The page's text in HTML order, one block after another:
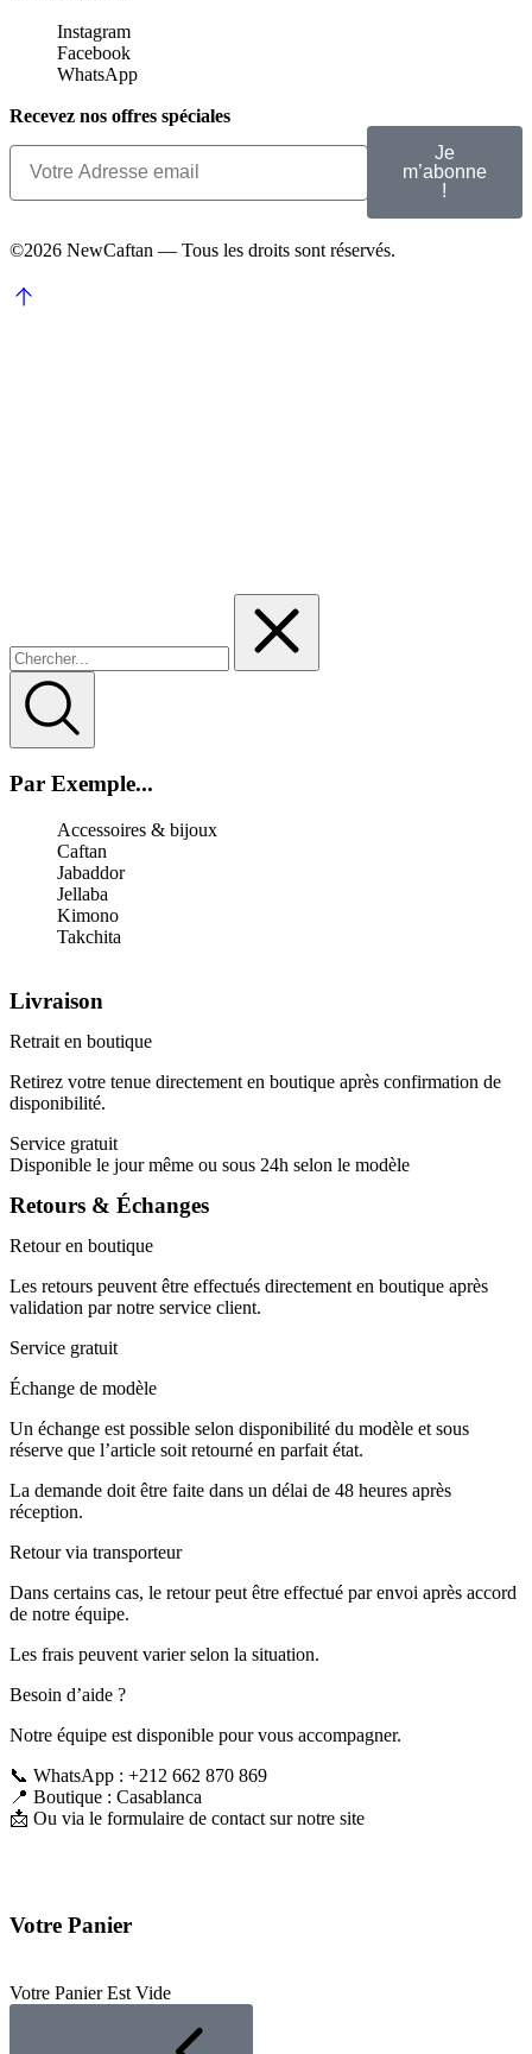
Instagram
Facebook
WhatsApp
Recevez nos offres spéciales
Je
m’abonne
!
©2026 NewCaftan — Tous les droits sont réservés.
Par Exemple...
Accessoires & bijoux
Caftan
Jabaddor
Jellaba
Kimono
Takchita
Livraison
Retrait en boutique
Retirez votre tenue directement en boutique après confirmation de
disponibilité.
Service gratuit
Disponible le jour même ou sous 24h selon le modèle
Retours & Échanges
Retour en boutique
Les retours peuvent être effectués directement en boutique après
validation par notre service client.
Service gratuit
Échange de modèle
Un échange est possible selon disponibilité du modèle et sous
réserve que l’article soit retourné en parfait état.
La demande doit être faite dans un délai de 48 heures après
réception.
Retour via transporteur
Dans certains cas, le retour peut être effectué par envoi après accord
de notre équipe.
Les frais peuvent varier selon la situation.
Besoin d’aide ?
Notre équipe est disponible pour vous accompagner.
📞 WhatsApp : +212 662 870 869
📍 Boutique : Casablanca
📩 Ou via le formulaire de contact sur notre site
Votre Panier
Votre Panier Est Vide